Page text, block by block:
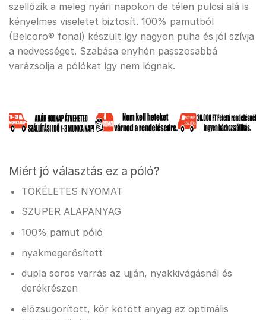
szellőzik a meleg nyári napokon de télen pulcsi alá is
kényelmes viseletet biztosít. 100% pamutból
(Belcoro® fonal) készült így nagyon puha és jól szívja
a nedvességet. Szabása enyhén passzosabbá
varázsolja a pólókat így nem lógnak.
Miért jó választás ez a póló?
TÖKÉLETES NYOMAT
SZUPER ALAPANYAG
100% pamut póló
nyakmegerősített
dupla soros varrás az ujján, nyakkivágásnál és
derékrészen
előzsugorított, kör kötött anyag az optimális